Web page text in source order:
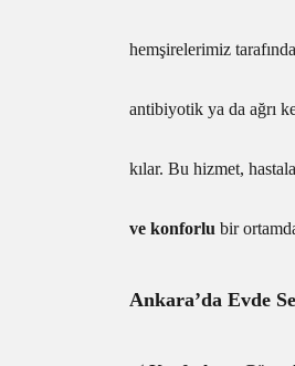
hemşirelerimiz
antibiyotik ya da ağrı
kılar. Bu hizmet,
ve konforlu bir
Ankara’da Evde